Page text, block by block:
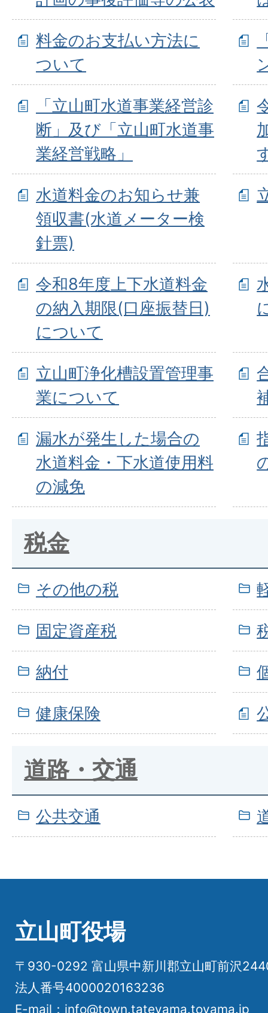
料金のお支払い方法に
ついて
「立山町水道事業経営診
断」及び「立山町水道事
業経営戦略」
水道料金のお知らせ兼
領収書(水道メーター検
針票)
令和8年度上下水道料金
の納入期限(口座振替日)
について
立山町浄化槽設置管理事
業について
漏水が発生した場合の
水道料金・下水道使用料
の減免
税金
その他の税
固定資産税
納付
健康保険
道路・交通
公共交通
立山町役場
〒930-0292 富山県中新川郡立山町前沢
法人番号4000020163236
E-mail：info@town.tateyama.toyama.jp